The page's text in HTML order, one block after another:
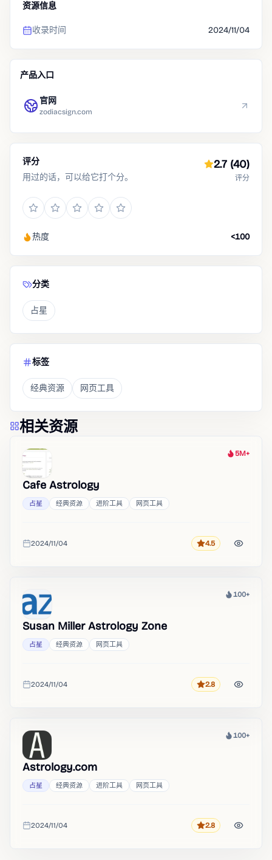
资源信息
收录时间 2024/11/04
产品入口
官网
zodiacsign.com
评分
用过的话，可以给它打个分。
2.7 (40)
评分
热度 <100
分类
占星
标签
经典资源 网页工具
相关资源
热度
5M+
Cafe Astrology
占星 经典资源 进阶工具 网页工具
收录时间
2024/11/04 评分4.5
热度
100+
Susan Miller Astrology Zone
占星 经典资源 网页工具
收录时间
2024/11/04 评分2.8
热度
100+
Astrology.com
占星 经典资源 进阶工具 网页工具
收录时间
2024/11/04 评分2.8